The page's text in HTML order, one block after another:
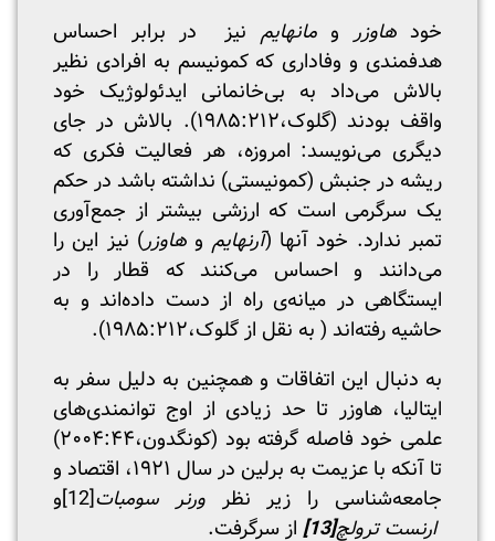
خودهاوزرومانهایم نیز در برابر احساس
هدفمندی و وفاداری که کمونیسم به افرادی نظیر
بالاش می‌داد به بی‌خانمانی ایدئولوژیک خود
واقف بودند (گلوک،۱۹۸۵:۲۱۲). بالاش در جای
دیگری می‌نویسد: امروزه، هر فعالیت فکری که
ریشه در جنبش (کمونیستی) نداشته باشد در حکم
یک سرگرمی است که ارزشی بیشتر از جمع‌آوری
تمبر ندارد. خود آنها (آرنهایم و هاوزر) نیز این را
می‌دانند و احساس می‌کنند که قطار را در
ایستگاهی در میانه‌ی راه از دست داده‌اند و به
حاشیه رفته‌اند ( به نقل از گلوک،۱۹۸۵:۲۱۲).
به دنبال این اتفاقات و همچنین به دلیل سفر به
ایتالیا، هاوزر تا حد زیادی از اوج توانمندی‌های
علمی خود فاصله گرفته بود (کونگدون،۲۰۰۴:۴۴)
تا آنکه با عزیمت به برلین در سال ۱۹۲۱، اقتصاد و
جامعه‌شناسی را زیر نظرورنر سومبات[12]
و
ارنست ترولچ[13]
از سرگرفت.